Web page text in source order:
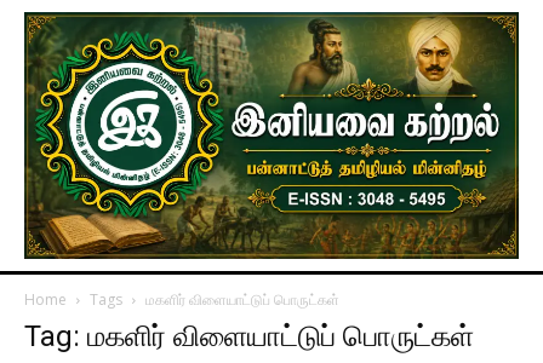
Home Tags மகளிர் விளையாட்டுப் பொருட்கள்
Tag: மகளிர் விளையாட்டுப் பொருட்கள்